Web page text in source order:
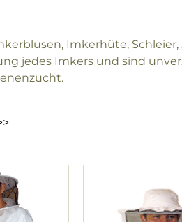
Imkerhüte,
jedes Imkers und sind